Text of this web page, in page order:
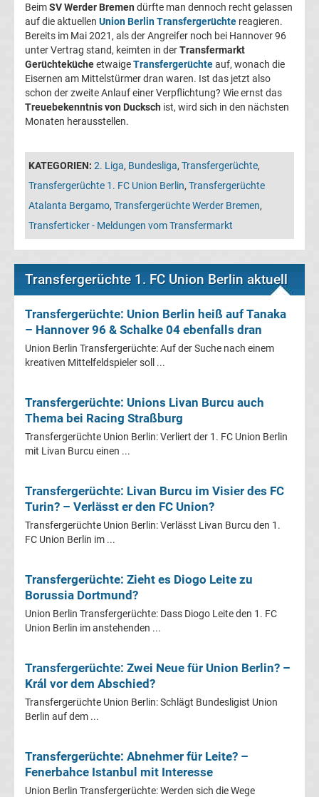
Arminia
Bielefeld
Transfergerüchte
Bayer
Leverkusen
Bayern
München
Borussia
Transfergerüchte
Borussia
Transfergerüchte
FC
Transfergerüchte
Dresden
Eintracht
Braunschweig
BeimSV Werder Bremen dürfte man dennoch recht gelassen
auf die aktuellen Union Berlin Transfergerüchte reagieren.
Bereits im Mai 2021, als der Angreifer noch bei Hannover 96
unter Vertrag stand, keimten in derTransfermarkt
GerüchtekücheetwaigeTransfergerüchteauf, wonach die
Eisernen am Mittelstürmer dran waren. Ist das jetzt also
schon der zweite Anlauf einer Verpflichtung? Wie ernst das
Treuebekenntnis von Ducksch ist, wird sich in den nächsten
Monaten herausstellen.
KATEGORIEN: 2. Liga, Bundesliga, Transfergerüchte,
Transfergerüchte 1. FC Union Berlin, Transfergerüchte
Atalanta Bergamo, Transfergerüchte Werder Bremen,
Transferticker - Meldungen vom Transfermarkt
Transfergerüchte 1. FC Union Berlin aktuell
Transfergerüchte: Union Berlin heiß auf Tanaka
– Hannover 96 & Schalke 04 ebenfalls dran
Union Berlin Transfergerüchte: Auf der Suche nach einem
kreativen Mittelfeldspieler soll ...
Transfergerüchte: Unions Livan Burcu auch
Thema bei Racing Straßburg
Transfergerüchte Union Berlin: Verliert der 1. FC Union Berlin
mit Livan Burcu einen ...
Transfergerüchte: Livan Burcu im Visier des FC
Turin? – Verlässt er den FC Union?
Transfergerüchte Union Berlin: Verlässt Livan Burcu den 1.
FC Union Berlin im ...
Transfergerüchte: Zieht es Diogo Leite zu
Borussia Dortmund?
Union Berlin Transfergerüchte: Dass Diogo Leite den 1. FC
Union Berlin im anstehenden ...
Transfergerüchte: Zwei Neue für Union Berlin? –
Král vor dem Abschied?
Transfergerüchte Union Berlin: Schlägt Bundesligist Union
Berlin auf dem ...
Transfergerüchte: Abnehmer für Leite? –
Fenerbahce Istanbul mit Interesse
Union Berlin Transfergerüchte: Werden sich die Wege